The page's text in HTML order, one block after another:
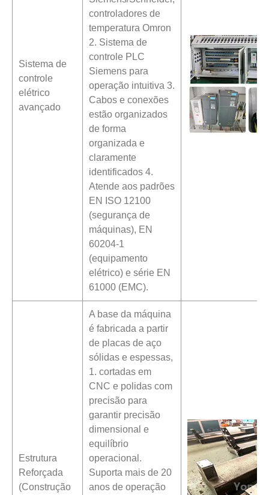
Sistema de
controle
elétrico
avançado
controladores de
temperatura Omron
2. Sistema de
controle PLC
Siemens para
operação intuitiva 3.
Cabos e conexões
estão organizados
de forma
organizada e
claramente
identificados 4.
Atende aos padrões
EN ISO 12100
(segurança de
máquinas), EN
60204-1
(equipamento
elétrico) e série EN
61000 (EMC).
Estrutura
Reforçada
(Construção
A base da máquina
é fabricada a partir
de placas de aço
sólidas e espessas,
1. cortadas em
CNC e polidas com
precisão para
garantir precisão
dimensional e
equilíbrio
operacional.
Suporta mais de 20
anos de operação